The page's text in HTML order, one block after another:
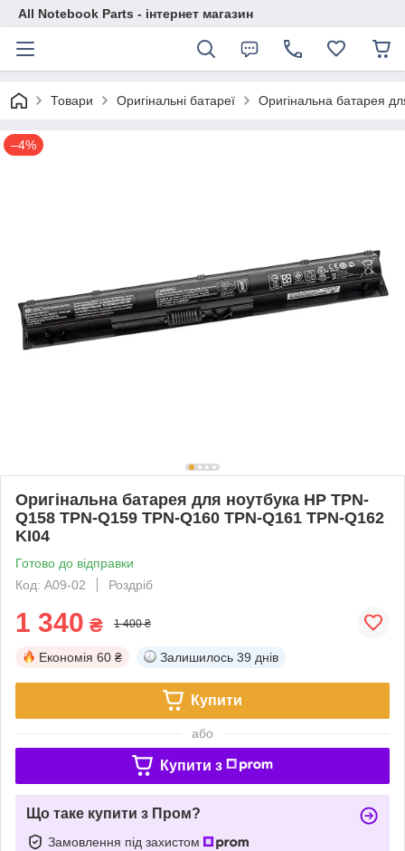
All Notebook Parts - інтернет магазин
Товари Оригінальні батареї Оригінальна батарея
–4%
Оригінальна батарея для ноутбука HP TPN-
Q158 TPN-Q159 TPN-Q160 TPN-Q161 TPN-Q162
KI04
Готово до відправки
Код: A09-02
Роздріб
1 340 ₴ 1 400 ₴
Економія 60 ₴ Залишилось 39 днів
Купити
або
Купити з
Що таке купити з Пром?
Замовлення під захистом